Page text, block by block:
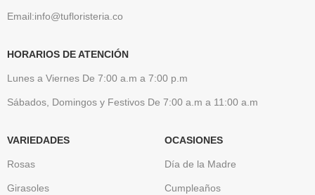
Email:info@tufloristeria.co
HORARIOS DE ATENCIÓN
Lunes a Viernes De 7:00 a.m a 7:00 p.m
Sábados, Domingos y Festivos De 7:00 a.m a 11:00 a.m
VARIEDADES
Rosas
Girasoles
OCASIONES
Día de la Madre
Cumpleaños